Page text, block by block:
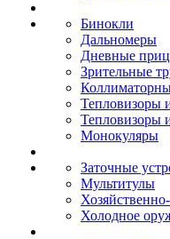
Бинокли
Дальномеры
Дневные
Зрительные
Тепловизоры
Тепловизоры
Монокуляры
Заточные
Мультитулы
Холодное